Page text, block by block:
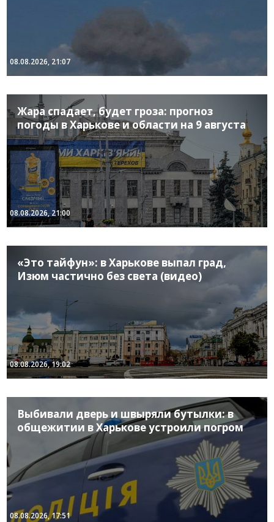
08.08.2026, 21:07
Жара спадает, будет гроза: прогноз
погоды в Харькове и области на 9 августа
08.08.2026, 21:00
«Это тайфун»: в Харькове выпал град,
Изюм частично без света (видео)
08.08.2026, 19:02
Выбивали дверь и швыряли бутылки: в
общежитии в Харькове устроили погром
08.08.2026, 17:51